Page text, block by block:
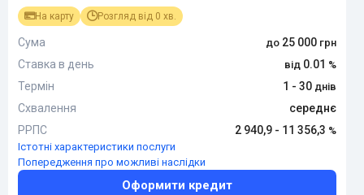
За сумою
За терміном
За
За новизною
На карту Розгляд від 0 хв.
Сума
25 000
Ставка в день
0.01
Термін
1 - 30
Схвалення
середнє
РРПС
2 940,9 - 11 356,3
Істотні характеристики послуги
Попередження про можливі наслідки
Оформити кредит